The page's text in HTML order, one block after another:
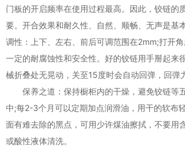
门板的开启频率在使用过程最高。因此，铰链的
要。开合效果和耐久性、自然、顺畅、无声是基
调性：上下、左右、前后可调范围在2mm;打开
一定的耐腐蚀性和安全性。好的铰链用手掰起来
械折叠处无晃动，关至15度时会自动回弹，回弹
保养之道：保持橱柜内的干燥，避免铰链等
中;每2-3个月可以定期加点润滑油，用干的软布
面有难去除的黑点，可用少许煤油擦拭，不要用
或酸性液体清洗。